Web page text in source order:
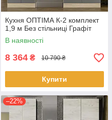
Кухня ОПТІМА К-2 комплект
1,9 м Без стільниці Графіт
В наявності
8 364 ₴ 10 790 ₴
Купити
–22%